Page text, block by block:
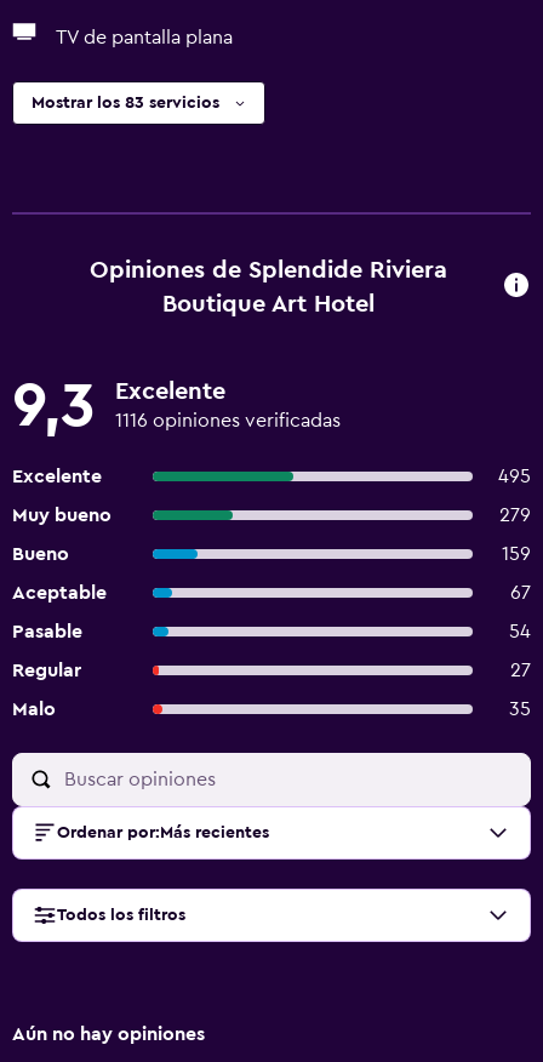
TV de pantalla plana
Mostrar los 83 servicios
Opiniones de Splendide Riviera
Boutique Art Hotel
9,3 Excelente
1116 opiniones verificadas
Excelente
495
Muy bueno
279
Bueno
159
Aceptable
67
Pasable
54
Regular
27
Malo
35
Ordenar por: Más recientes
Todos los filtros
Aún no hay opiniones